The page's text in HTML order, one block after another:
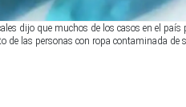
dijo que muchos de los casos en el
de las personas con ropa contaminada de